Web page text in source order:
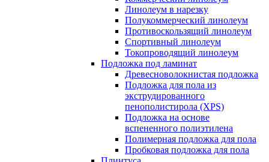
Линолеум в нарезку
Полукоммерческий линолеум
Противоскользящий линолеум
Спортивный линолеум
Токопроводящий линолеум
Подложка под ламинат
Древесноволокнистая подложка
Подложка для пола из
экструдированного
пенополистирола (XPS)
Подложка на основе
вспененного полиэтилена
Полимерная подложка для пола
Пробковая подложка для пола